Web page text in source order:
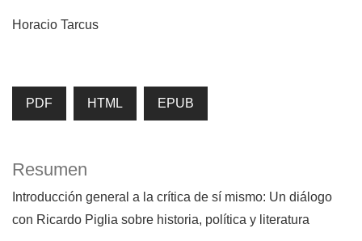
Horacio Tarcus
PDF HTML EPUB
Resumen
Introducción general a la crítica de sí mismo: Un diálogo
con Ricardo Piglia sobre historia, política y literatura